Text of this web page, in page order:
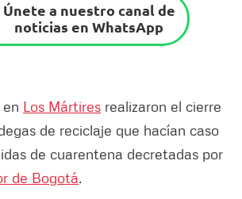
Únete a nuestro canal de
noticias en WhatsApp
Los Mártires realizaron el cierre
de reciclaje que hacían caso
de cuarentena decretadas por
de Bogotá.